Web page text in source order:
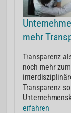
mehr
Transparenz
noch mehr
Transparenz
erfahren